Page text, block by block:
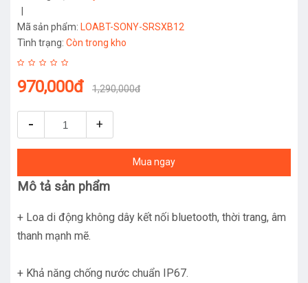
Mã sản phẩm: LOABT-SONY-SRSXB12
Tình trạng: Còn trong kho
970,000đ 1,290,000đ
- +
Mua ngay
Mô tả sản phẩm
+ Loa di động không dây kết nối bluetooth, thời trang, âm
thanh mạnh mẽ.
+ Khả năng chống nước chuẩn IP67.